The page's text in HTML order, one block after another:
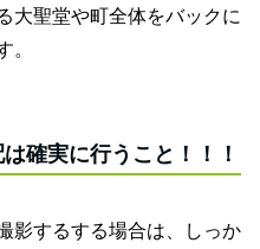
大聖堂や町全体をバックに
確実に行うこと！！！
影するする場合は、しっか